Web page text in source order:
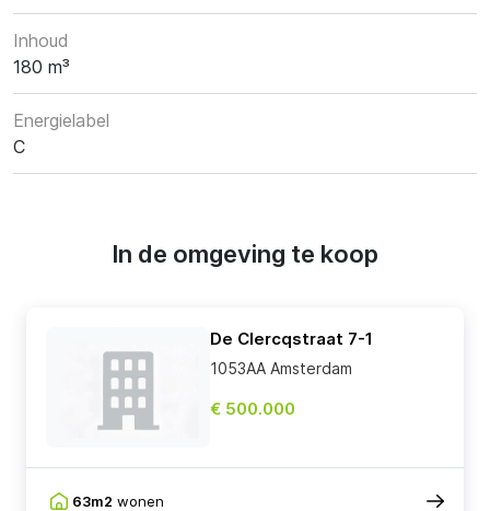
Inhoud
180 m³
Energielabel
C
In de omgeving te koop
De Clercqstraat 7-1
1053AA Amsterdam
€ 500.000
63m2 wonen